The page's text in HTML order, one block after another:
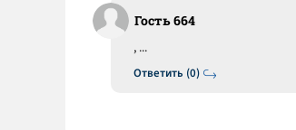
Гость 664
Ответить (0)
, ...